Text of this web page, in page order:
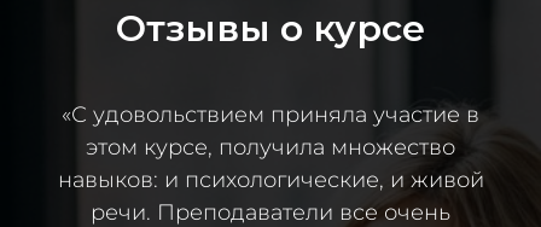
Отзывы о курсе
«С удовольствием приняла участие в
этом курсе, получила множество
навыков: и психологические, и живой
речи. Преподаватели все очень